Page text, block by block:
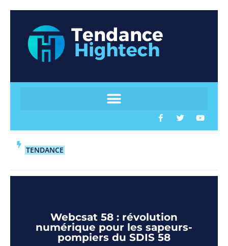
TENDANCE
Webcsat 58 : révolution
numérique pour les sapeurs-
pompiers du SDIS 58